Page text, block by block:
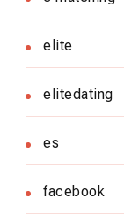
elite
elitedating
es
facebook